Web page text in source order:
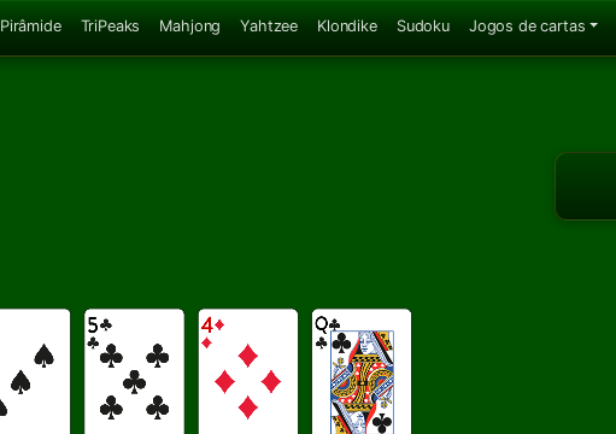
Pirâmide TriPeaks Mahjong Yahtzee Klondike Sudoku Jogos de cartas